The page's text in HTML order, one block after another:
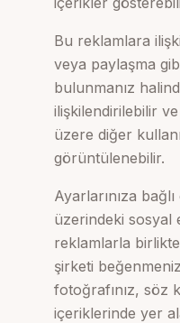
Bu reklamlara
veya paylaşma
bulunmanız
ilişkilendirilebilir
üzere diğer
görüntülenebilir.
Ayarlarınıza
üzerindeki sosyal
reklamlarla
şirketi
fotoğrafınız, söz
içeriklerinde yer